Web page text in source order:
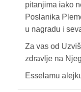
pitanjima iako
Poslanika
u nagradu i
Za vas od
zdravlje na
Esselamu